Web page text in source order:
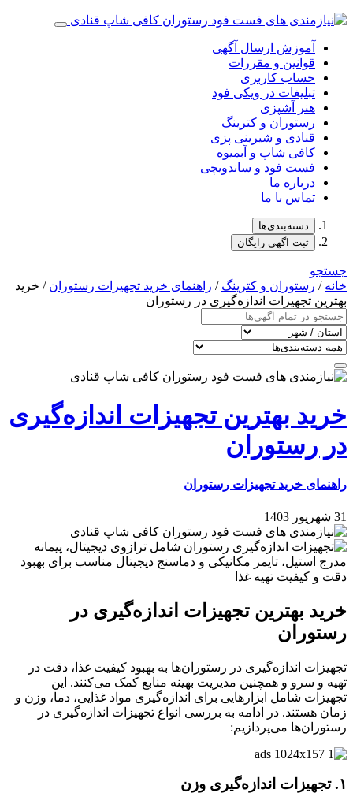
آموزش ارسال آگهی
قوانین و مقررات
حساب کاربری
تبلیغات در ویکی فود
هنر آشپزی
رستوران و کترینگ
قنادی و شیرینی پزی
کافی شاپ و آبمیوه
فست فود و ساندویچی
درباره ما
تماس با ما
دسته‌بندی‌ها
ثبت اگهی رایگان
جستجو
خانه / رستوران و کترینگ / راهنمای خرید تجهیزات رستوران / خرید
بهترین تجهیزات اندازه‌گیری در رستوران‌
خرید بهترین تجهیزات اندازه‌گیری
در رستوران‌
راهنمای خرید تجهیزات رستوران
31 شهریور 1403
خرید بهترین تجهیزات اندازه‌گیری در
رستوران‌
تجهیزات اندازه‌گیری در رستوران‌ها به بهبود کیفیت غذا، دقت در
تهیه و سرو و همچنین مدیریت بهینه منابع کمک می‌کنند. این
تجهیزات شامل ابزارهایی برای اندازه‌گیری مواد غذایی، دما، وزن و
زمان هستند. در ادامه به بررسی انواع تجهیزات اندازه‌گیری در
رستوران‌ها می‌پردازیم:
۱. تجهیزات اندازه‌گیری وزن